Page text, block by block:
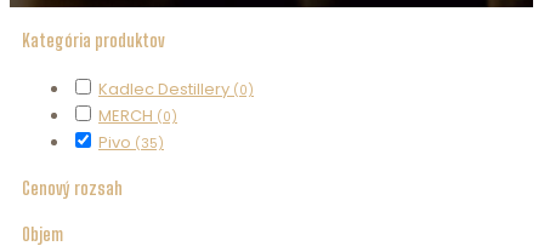
Kategória produktov
Kadlec Destillery (0)
MERCH (0)
Pivo (35)
Cenový rozsah
Objem